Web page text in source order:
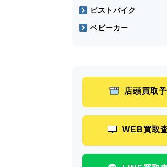
ピストバイク
ベビーカー
店頭買取
WEB買取